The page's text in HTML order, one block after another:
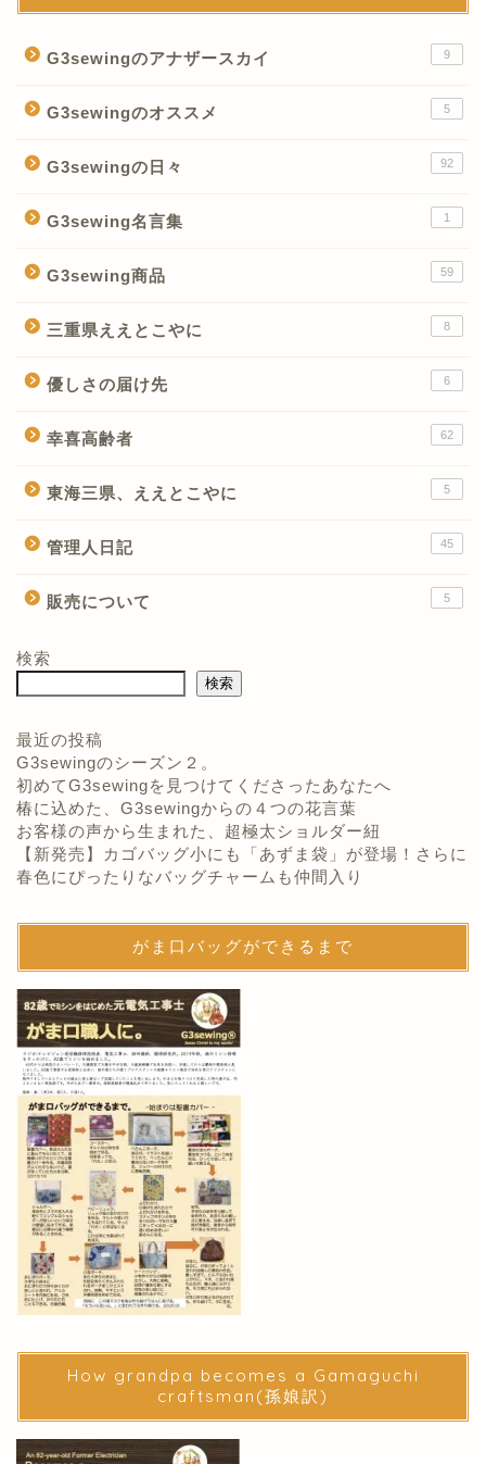
G3sewingのアナザースカイ 9
G3sewingのオススメ 5
G3sewingの日々 92
G3sewing名言集 1
G3sewing商品 59
三重県ええとこやに 8
優しさの届け先 6
幸喜高齢者 62
東海三県、ええとこやに 5
管理人日記 45
販売について 5
検索
検索
最近の投稿
G3sewingのシーズン２。
初めてG3sewingを見つけてくださったあなたへ
椿に込めた、G3sewingからの４つの花言葉
お客様の声から生まれた、超極太ショルダー紐
【新発売】カゴバッグ小にも「あずま袋」が登場！さらに
春色にぴったりなバッグチャームも仲間入り
がま口バッグができるまで
How grandpa becomes a Gamaguchi
craftsman(孫娘訳)